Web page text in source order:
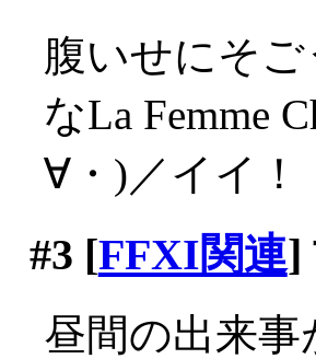
腹いせにそ
なLa Femme
∀・)／イイ！
#3 [FFXI関連]
昼間の出来